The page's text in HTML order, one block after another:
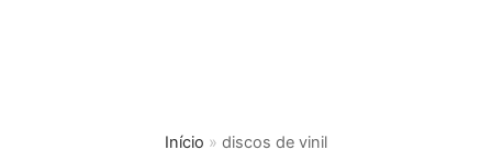
Início discos de vinil